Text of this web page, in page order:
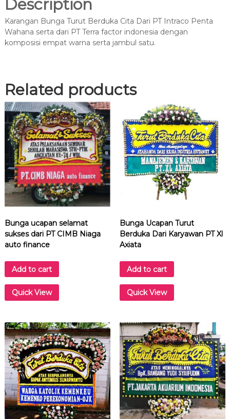
u
r
u
d
u
k
a
C
t
a
D
a
r
i
P
T
n
r
P
e
n
a
W
a
h
a
Description
Karangan Bunga Turut Berduka Cita Dari PT Intraco Penta
Wahana serta dari PT Terra factor indonesia dengan
komposisi empat warna serta jambul satu.
Related products
Bunga ucapan selamat
sukses dari PT CIMB Niaga
auto finance
Add to cart
Quick View
Bunga Ucapan Turut
Berduka Dari Karyawan PT Xl
Axiata
Add to cart
Quick View